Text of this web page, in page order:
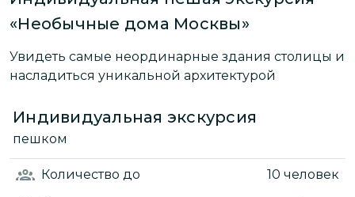
«Необычные дома Москвы»
Увидеть самые неординарные здания столицы и
насладиться уникальной архитектурой
Индивидуальная экскурсия
пешком
Количество до 10 человек